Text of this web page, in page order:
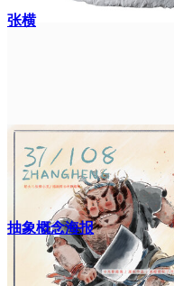
张横
抽象概念海报